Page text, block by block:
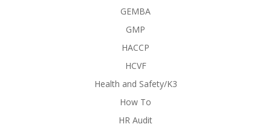
GEMBA
GMP
HACCP
HCVF
Health and Safety/K3
How To
HR Audit